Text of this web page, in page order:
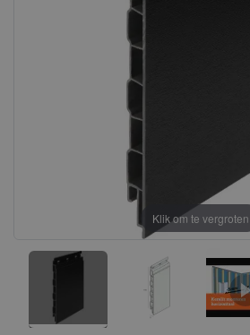
Klik om te vergroten